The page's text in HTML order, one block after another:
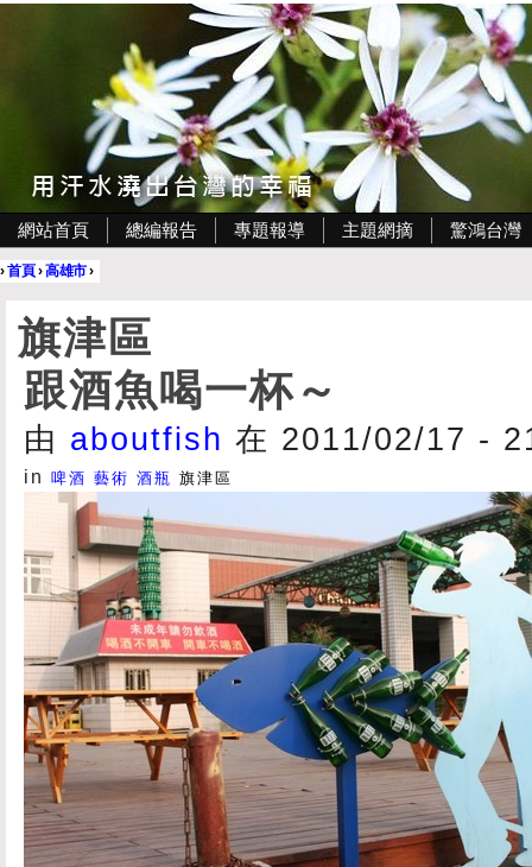
網站首頁 總編報告 專題報導 主題網摘 驚鴻台灣
›首頁›高雄市›
旗津區
跟酒魚喝一杯～
由 aboutfish 在 2011/02/17 -
in 啤酒 藝術 酒瓶 旗津區